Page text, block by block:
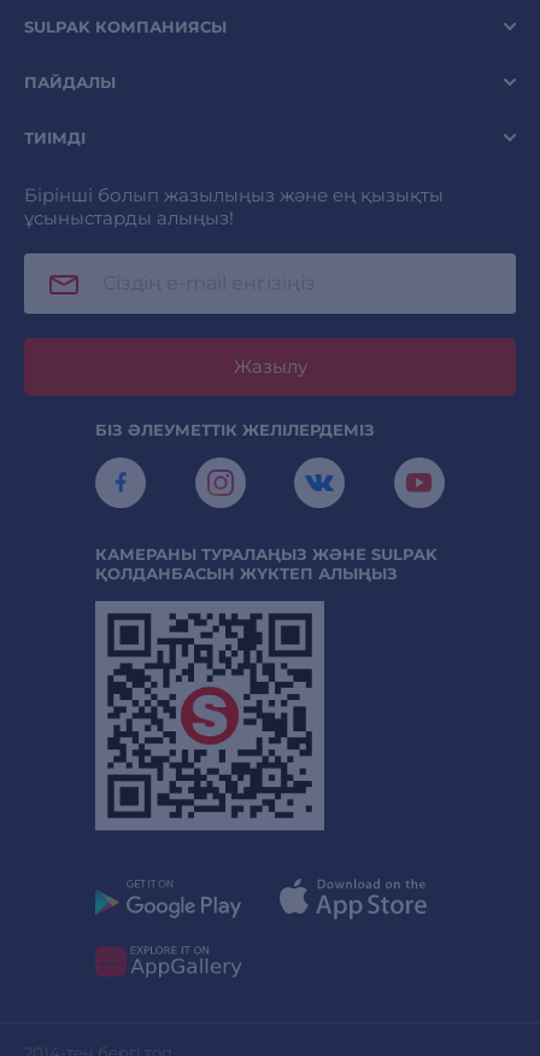
SULPAK КОМПАНИЯСЫ
ПАЙДАЛЫ
ТИІМДІ
Бірінші болып жазылыңыз және ең қызықты
ұсыныстарды алыңыз!
Жазылу
БІЗ ӘЛЕУМЕТТІК ЖЕЛІЛЕРДЕМІЗ
КАМЕРАНЫ ТУРАЛАҢЫЗ ЖӘНЕ SULPAK
ҚОЛДАНБАСЫН ЖҮКТЕП АЛЫҢЫЗ
2014-тен бергі топ